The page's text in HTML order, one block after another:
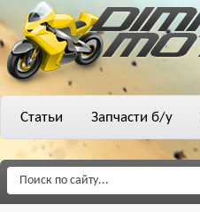
Статьи Запчасти б/у